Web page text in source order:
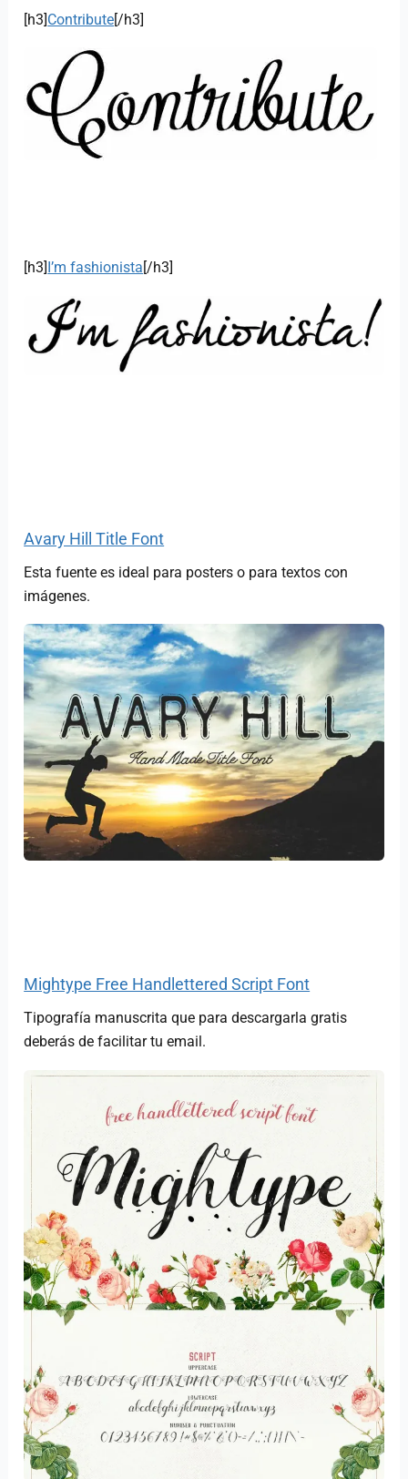
[h3]Contribute[/h3]
[h3]I’m fashionista[/h3]
Avary Hill Title Font
Esta fuente es ideal para posters o para textos con
imágenes.
Mightype Free Handlettered Script Font
Tipografía manuscrita que para descargarla gratis
deberás de facilitar tu email.